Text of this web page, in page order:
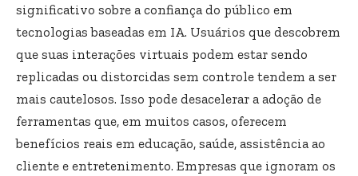
significativo sobre a confiança do público em
tecnologias baseadas em IA. Usuários que descobrem
que suas interações virtuais podem estar sendo
replicadas ou distorcidas sem controle tendem a ser
mais cautelosos. Isso pode desacelerar a adoção de
ferramentas que, em muitos casos, oferecem
benefícios reais em educação, saúde, assistência ao
cliente e entretenimento. Empresas que ignoram os